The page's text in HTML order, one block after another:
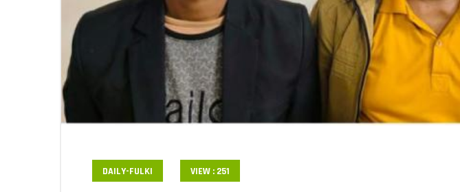
DAILY-FULKI VIEW : 251